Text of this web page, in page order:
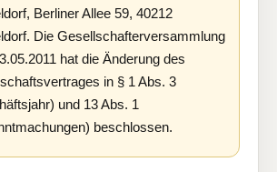
Berliner Allee 59, 40212
Die Gesellschafterversammlung
hat die Änderung des
in § 1 Abs. 3
und 13 Abs. 1
beschlossen.